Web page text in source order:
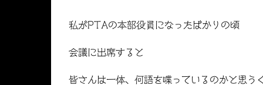
私がPTAの本部役員になったばかりの頃
会議に出席すると
皆さんは一体、何語を喋っているのかと思う